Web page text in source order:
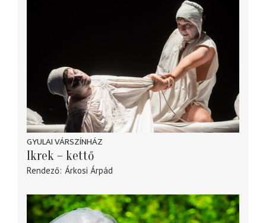
GYULAI VÁRSZÍNHÁZ
Ikrek – kettő
Rendező Árkosi Árpád